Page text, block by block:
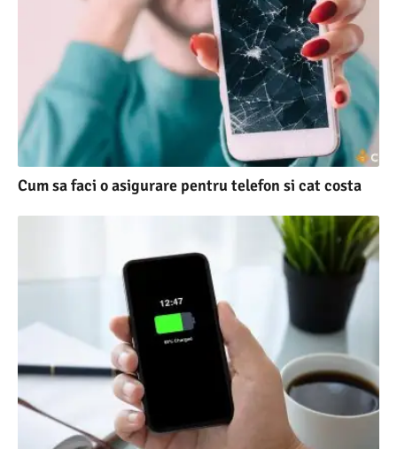
Cum sa faci o asigurare pentru telefon si cat costa